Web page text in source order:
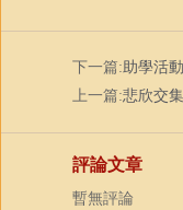
下一篇:助學活
上一篇:悲欣交
評論文章
暫無評論